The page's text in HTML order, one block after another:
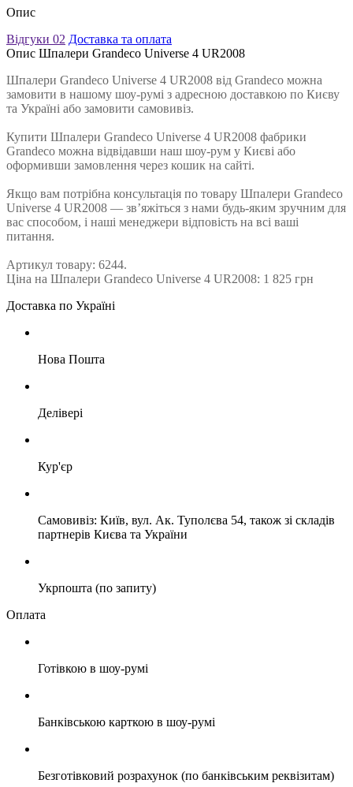
Опис
Відгуки 02 Доставка та оплата
Опис Шпалери Grandeco Universe 4 UR2008
Шпалери Grandeco Universe 4 UR2008 від Grandeco можна
замовити в нашому шоу-румі з адресною доставкою по Києву
та Україні або замовити самовивіз.
Купити Шпалери Grandeco Universe 4 UR2008 фабрики
Grandeco можна відвідавши наш шоу-рум у Києві або
оформивши замовлення через кошик на сайті.
Якщо вам потрібна консультація по товару Шпалери Grandeco
Universe 4 UR2008 — зв’яжіться з нами будь-яким зручним для
вас способом, і наші менеджери відповість на всі ваші
питання.
Артикул товару: 6244.
Ціна на Шпалери Grandeco Universe 4 UR2008: 1 825 грн
Доставка по Україні
Нова Пошта
Делівері
Кур'єр
Самовивіз: Київ, вул. Ак. Туполєва 54, також зі складів
партнерів Києва та України
Укрпошта (по запиту)
Оплата
Готівкою в шоу-румі
Банківською карткою в шоу-румі
Безготівковий розрахунок (по банківським реквізитам)